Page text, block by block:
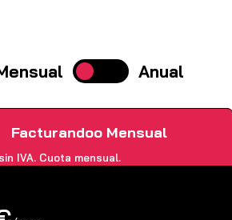
Anual
Facturandoo Mensual
IVA. Cuota mensual.